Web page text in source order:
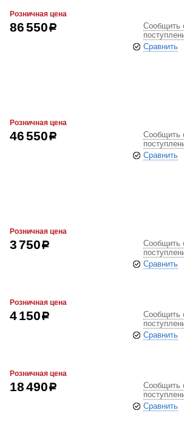
Розничная цена
86 550р
Сообщить
Сравнить
Розничная цена
46 550р
Сообщить
Сравнить
Розничная цена
3 750р
Сообщить
Сравнить
Розничная цена
4 150р
Сообщить
Сравнить
Розничная цена
18 490р
Сообщить
Сравнить